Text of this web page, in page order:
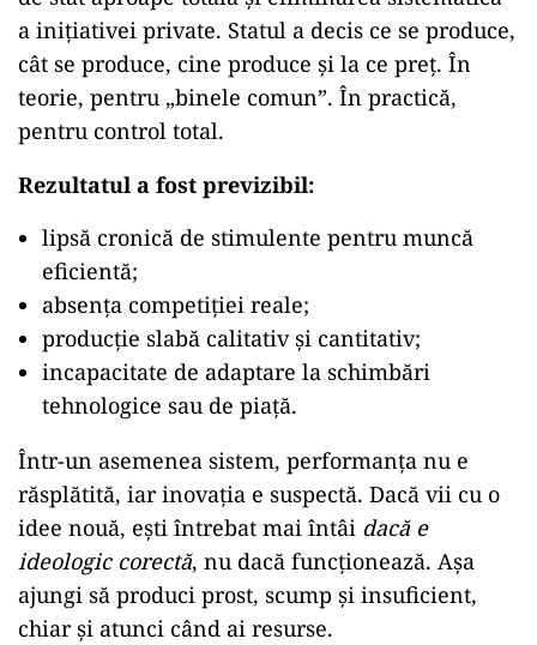
a inițiativei private. Statul a decis ce se produce,
cât se produce, cine produce și la ce preț. În
teorie, pentru „binele comun”. În practică,
pentru control total.
Rezultatul a fost previzibil:
lipsă cronică de stimulente pentru muncă
eficientă;
absența competiției reale;
producție slabă calitativ și cantitativ;
incapacitate de adaptare la schimbări
tehnologice sau de piață.
Într-un asemenea sistem, performanța nu e
răsplătită, iar inovația e suspectă. Dacă vii cu o
idee nouă, ești întrebat mai întâi dacă e
ideologic corectă, nu dacă funcționează. Așa
ajungi să produci prost, scump și insuficient,
chiar și atunci când ai resurse.